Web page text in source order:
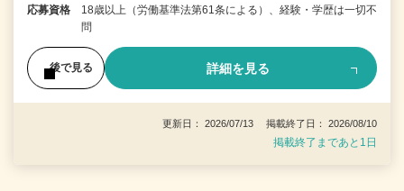
応募資格
18歳以上（労働基準法第61条による）、経験・学歴は一切不
問
後で見る 詳細を見る
更新日： 2026/07/13 掲載終了日： 2026/08/10
掲載終了まであと1日